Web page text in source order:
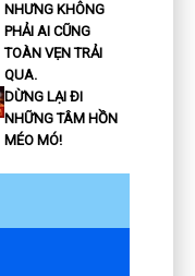
NHƯNG KHÔNG
PHẢI AI CŨNG
TOÀN VẸN TRẢI
QUA.
DỪNG LẠI ĐI
NHỮNG TÂM HỒN
MÉO MÓ!